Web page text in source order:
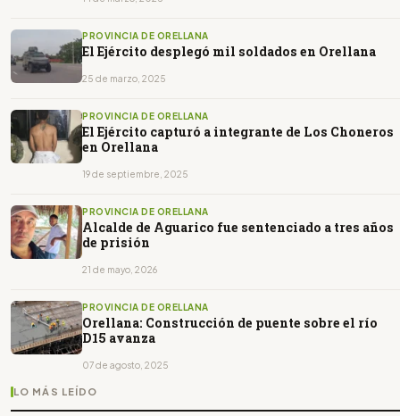
PROVINCIA DE ORELLANA
El Ejército desplegó mil soldados en Orellana
25 de marzo, 2025
PROVINCIA DE ORELLANA
El Ejército capturó a integrante de Los Choneros
en Orellana
19 de septiembre, 2025
PROVINCIA DE ORELLANA
Alcalde de Aguarico fue sentenciado a tres años
de prisión
21 de mayo, 2026
PROVINCIA DE ORELLANA
Orellana: Construcción de puente sobre el río
D15 avanza
07 de agosto, 2025
LO MÁS LEÍDO